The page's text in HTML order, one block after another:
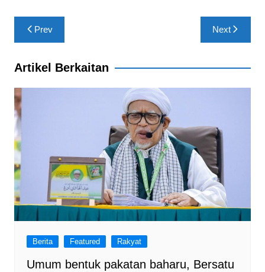
b
o
o
k
A
p
p
Post
navigation
Prev Next
Artikel Berkaitan
Berita Featured Rakyat
Umum bentuk pakatan baharu, Bersatu